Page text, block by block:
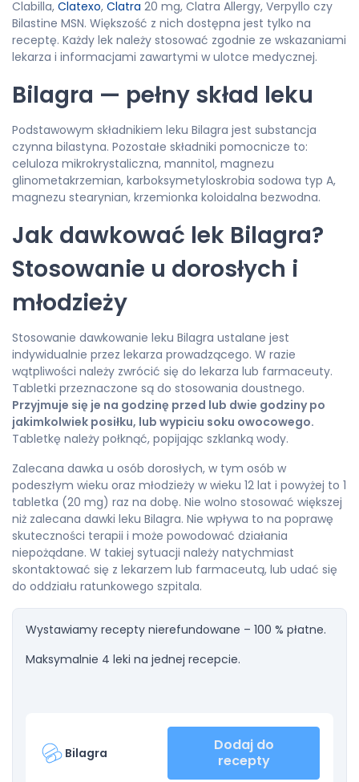
Clabilla, Clatexo, Clatra 20 mg, Clatra Allergy, Verpyllo czy
Bilastine MSN. Większość z nich dostępna jest tylko na
receptę. Każdy lek należy stosować zgodnie ze wskazaniami
lekarza i informacjami zawartymi w ulotce medycznej.
Bilagra — pełny skład leku
Podstawowym składnikiem leku Bilagra jest substancja
czynna bilastyna. Pozostałe składniki pomocnicze to:
celuloza mikrokrystaliczna, mannitol, magnezu
glinometakrzemian, karboksymetyloskrobia sodowa typ A,
magnezu stearynian, krzemionka koloidalna bezwodna.
Jak dawkować lek Bilagra?
Stosowanie u dorosłych i
młodzieży
Stosowanie dawkowanie leku Bilagra ustalane jest
indywidualnie przez lekarza prowadzącego. W razie
wątpliwości należy zwrócić się do lekarza lub farmaceuty.
Tabletki przeznaczone są do stosowania doustnego.
Przyjmuje się je na godzinę przed lub dwie godziny po
jakimkolwiek posiłku, lub wypiciu soku owocowego.
Tabletkę należy połknąć, popijając szklanką wody.
Zalecana dawka u osób dorosłych, w tym osób w
podeszłym wieku oraz młodzieży w wieku 12 lat i powyżej to 1
tabletka (20 mg) raz na dobę. Nie wolno stosować większej
niż zalecana dawki leku Bilagra. Nie wpływa to na poprawę
skuteczności terapii i może powodować działania
niepożądane. W takiej sytuacji należy natychmiast
skontaktować się z lekarzem lub farmaceutą, lub udać się
do oddziału ratunkowego szpitala.
Wystawiamy recepty nierefundowane – 100 % płatne.
Maksymalnie 4 leki na jednej recepcie.
Bilagra
Dodaj do
recepty